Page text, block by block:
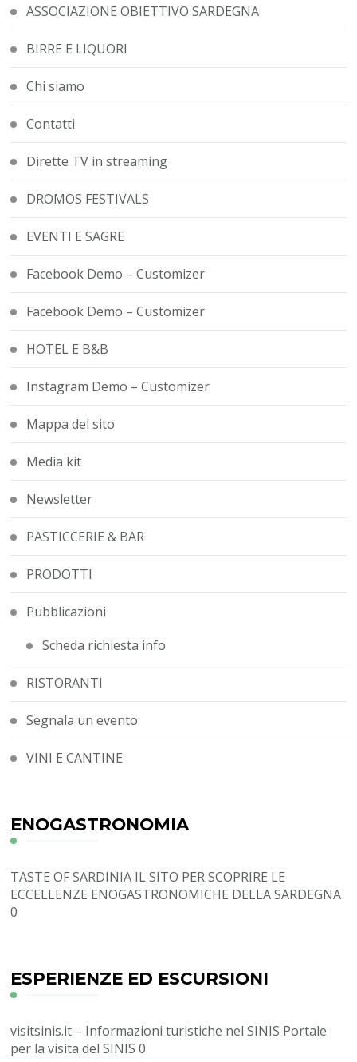
ASSOCIAZIONE OBIETTIVO SARDEGNA
BIRRE E LIQUORI
Chi siamo
Contatti
Dirette TV in streaming
DROMOS FESTIVALS
EVENTI E SAGRE
Facebook Demo – Customizer
Facebook Demo – Customizer
HOTEL E B&B
Instagram Demo – Customizer
Mappa del sito
Media kit
Newsletter
PASTICCERIE & BAR
PRODOTTI
Pubblicazioni
Scheda richiesta info
RISTORANTI
Segnala un evento
VINI E CANTINE
ENOGASTRONOMIA
TASTE OF SARDINIA IL SITO PER SCOPRIRE LE
ECCELLENZE ENOGASTRONOMICHE DELLA SARDEGNA
0
ESPERIENZE ED ESCURSIONI
visitsinis.it – Informazioni turistiche nel SINIS Portale
per la visita del SINIS 0